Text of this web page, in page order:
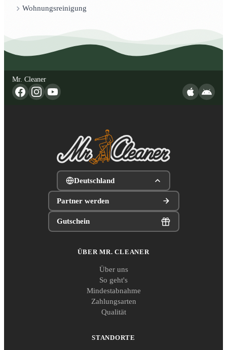
Wohnungsreinigung
Mr. Cleaner
Deutschland
Partner werden
Gutschein
ÜBER MR. CLEANER
Über uns
So geht's
Mindestabnahme
Zahlungsarten
Qualität
STANDORTE